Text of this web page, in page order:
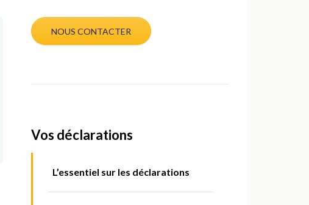
NOUS CONTACTER
Vos déclarations
L’essentiel sur les déclarations